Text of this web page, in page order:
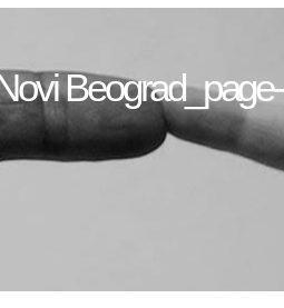
Beograd_page-